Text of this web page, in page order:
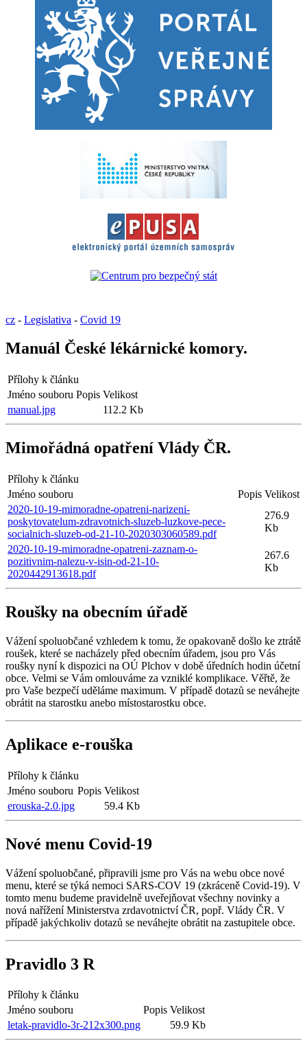
cz - Legislativa - Covid 19
Manuál České lékárnické komory.
Přílohy k článku
Jméno souboru Popis Velikost
manual.jpg
112.2 Kb
Mimořádná opatření Vlády ČR.
Přílohy k článku
Jméno souboru
Popis Velikost
2020-10-19-mimoradne-opatreni-narizeni-
poskytovatelum-zdravotnich-sluzeb-luzkove-pece-
socialnich-sluzeb-od-21-10-2020303060589.pdf
276.9
Kb
2020-10-19-mimoradne-opatreni-zaznam-o-
pozitivnim-nalezu-v-isin-od-21-10-
2020442913618.pdf
267.6
Kb
Roušky na obecním úřadě
Vážení spoluobčané vzhledem k tomu, že opakovaně došlo ke ztrátě
roušek, které se nacházely před obecním úřadem, jsou pro Vás
roušky nyní k dispozici na OÚ Plchov v době úředních hodin účetní
obce. Velmi se Vám omlouváme za vzniklé komplikace. Věřtě, že
pro Vaše bezpečí uděláme maximum. V případě dotazů se neváhejte
obrátit na starostku anebo místostarostku obce.
Aplikace e-rouška
Přílohy k článku
Jméno souboru Popis Velikost
erouska-2.0.jpg
59.4 Kb
Nové menu Covid-19
Vážení spoluobčané, připravili jsme pro Vás na webu obce nové
menu, které se týká nemoci SARS-COV 19 (zkráceně Covid-19). V
tomto menu budeme pravidelně uveřejňovat všechny novinky a
nová nařížení Ministerstva zrdavotnictví ČR, popř. Vlády ČR. V
případě jakýchkoliv dotazů se neváhejte obrátit na zastupitele obce.
Pravidlo 3 R
Přílohy k článku
Jméno souboru
Popis Velikost
letak-pravidlo-3r-212x300.png
59.9 Kb